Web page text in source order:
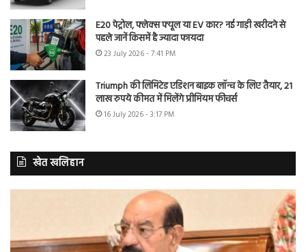
E20 पेट्रोल, फ्लेक्स फ्यूल या EV कार? नई गाड़ी खरीदने से
पहले जानें किसमें है ज्यादा फायदा
23 July 2026 - 7:41 PM
Triumph की लिमिटेड एडिशन बाइक लॉन्च के लिए तैयार, 21
लाख रुपये कीमत में मिलेंगे प्रीमियम फीचर्स
16 July 2026 - 3:17 PM
खेत खलिहान